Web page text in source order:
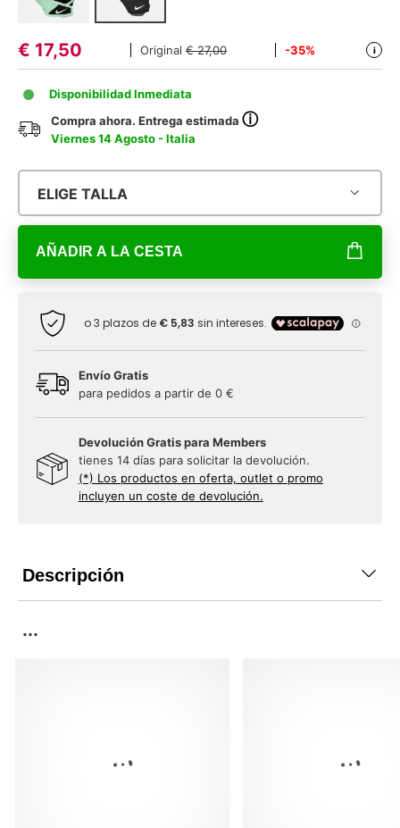
€ 17,50 Original € 27,00 -35% i
Disponibilidad Inmediata
Compra ahora. Entrega estimadaⓘ
Viernes 14 Agosto - Italia
ELIGE TALLA
AÑADIR A LA CESTA
Envío Gratis
para pedidos a partir de 0 €
Devolución Gratis para Members
tienes 14 días para solicitar la devolución.
(*) Los productos en oferta, outlet o promo
incluyen un coste de devolución.
Descripción
...